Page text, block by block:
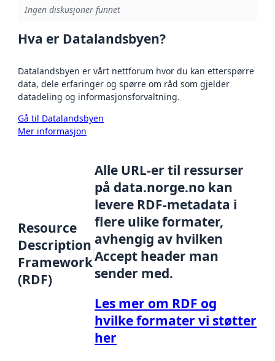
Ingen diskusjoner funnet
Hva er Datalandsbyen?
Datalandsbyen er vårt nettforum hvor du kan etterspørre
data, dele erfaringer og spørre om råd som gjelder
datadeling og informasjonsforvaltning.
Gå til Datalandsbyen
Mer informasjon
Resource
Description
Framework
(RDF)
Alle URL-er til ressurser
på data.norge.no kan
levere RDF-metadata i
flere ulike formater,
avhengig av hvilken
Accept header man
sender med.
Les mer om RDF og
hvilke formater vi støtter
her